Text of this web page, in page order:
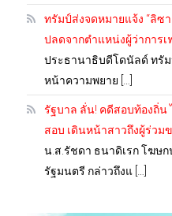
ทรัมป์ส่งจดหมายแจ้ง “ลิซ
ปลดจากตำแหน่งผู้ว่าการเ
ประธานาธิบดีโดนัลด์ ทรั
หน้าความพยาย […]
รัฐบาล ลั่น! คดีสอบท้องถิ่น
สอบ เดินหน้าสาวถึงผู้ร่วม
น.ส.รัชดา ธนาดิเรก โฆษ
รัฐมนตรี กล่าวถึงแ […]